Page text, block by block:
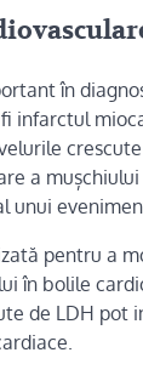
în
infarctul
a
unui
pentru a
în bolile
de LDH pot